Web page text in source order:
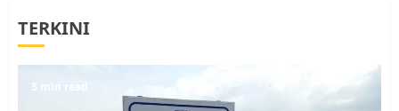
5
TERKINI
5 min read